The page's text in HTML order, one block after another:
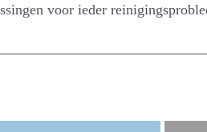
voor ieder